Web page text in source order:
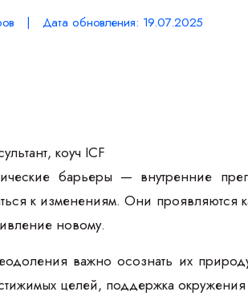
| Дата обновления: 19.07.2025
коуч ICF
барьеры — внутренние
к изменениям. Они проявляются
новому.
важно осознать их
целей, поддержка